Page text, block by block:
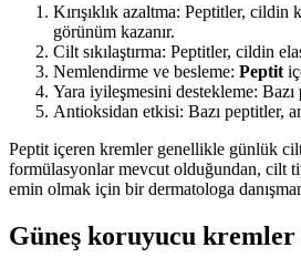
Kırışıklık azaltma: Peptitler,
görünüm kazanır.
Cilt sıkılaştırma: Peptitler, cildin
Nemlendirme ve besleme: Peptit
Yara iyileşmesini destekleme: Bazı
Antioksidan etkisi: Bazı peptitler,
Peptit içeren kremler genellikle günlük
formülasyonlar mevcut olduğundan, cilt
emin olmak için bir dermatologa
Güneş koruyucu kremler